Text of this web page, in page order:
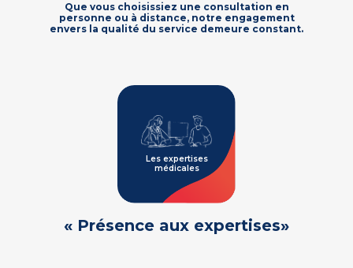
Que vous choisissiez une consultation en
personne ou à distance, notre engagement
envers la qualité du service demeure constant.
Les expertises
médicales
« Présence aux expertises»